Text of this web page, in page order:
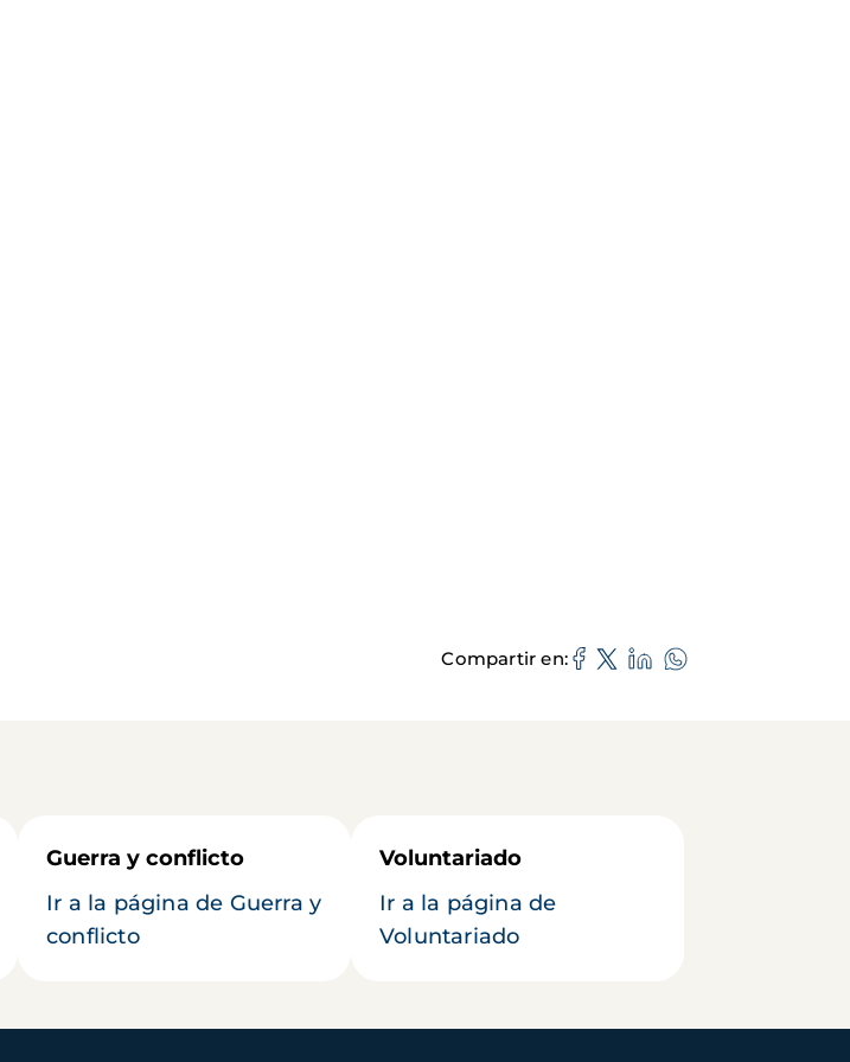
Compartir en
Guerra y conflicto
Ir a la página de Guerra y
conflicto
Voluntariado
Ir a la página de
Voluntariado